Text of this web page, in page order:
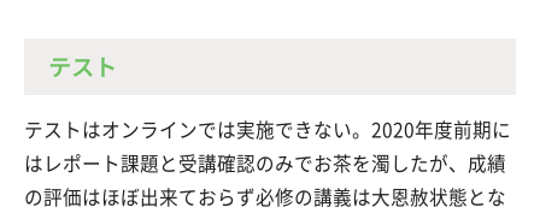
テスト
テストはオンラインでは実施できない。2020年度前期に
はレポート課題と受講確認のみでお茶を濁したが、成績
の評価はほぼ出来ておらず必修の講義は大恩赦状態とな